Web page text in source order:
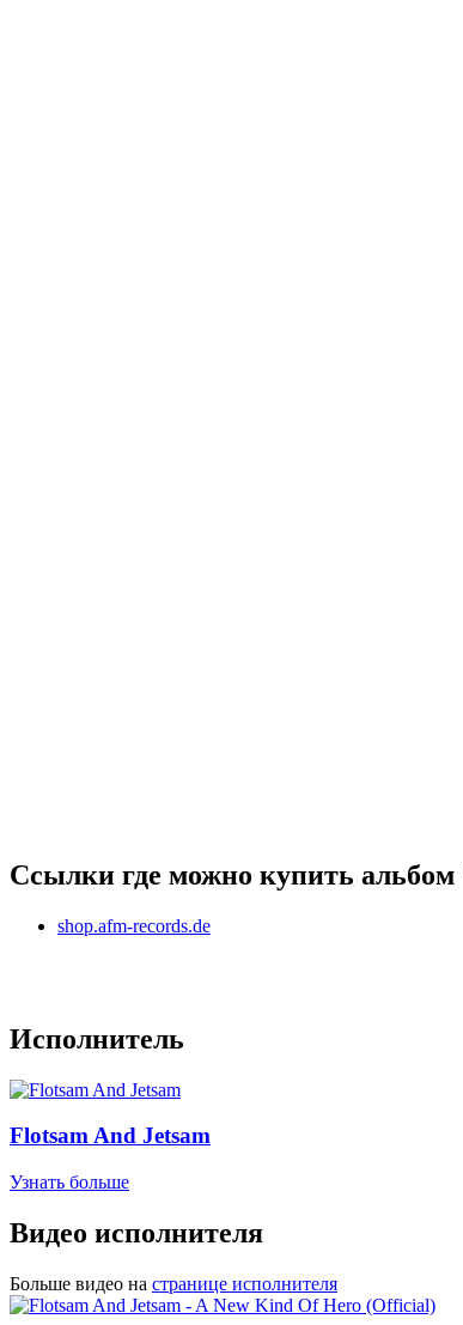
Ссылки где можно купить
shop.afm-records.de
Исполнитель
Flotsam And Jetsam
Узнать больше
Видео исполнителя
Больше видео на странице исполнителя